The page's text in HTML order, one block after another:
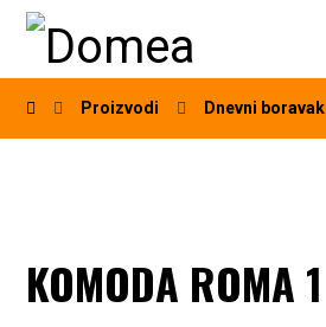
Proizvodi Dnevni boravak
KOMODA ROMA 1